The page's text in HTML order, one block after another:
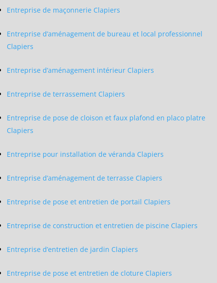
Entreprise de maçonnerie Clapiers
Entreprise d’aménagement de bureau et local professionnel
Clapiers
Entreprise d’aménagement intérieur Clapiers
Entreprise de terrassement Clapiers
Entreprise de pose de cloison et faux plafond en placo platre
Clapiers
Entreprise pour installation de véranda Clapiers
Entreprise d’aménagement de terrasse Clapiers
Entreprise de pose et entretien de portail Clapiers
Entreprise de construction et entretien de piscine Clapiers
Entreprise d’entretien de jardin Clapiers
Entreprise de pose et entretien de cloture Clapiers